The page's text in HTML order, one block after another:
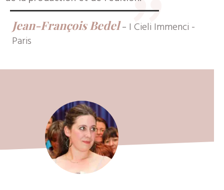
Jean-François Bedel - I Cieli Immenci -
Paris